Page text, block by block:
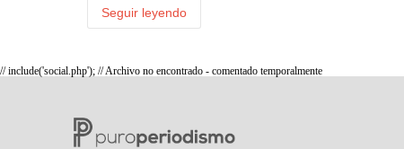
Seguir leyendo
// include('social.php'); // Archivo no encontrado - comentado temporalmente